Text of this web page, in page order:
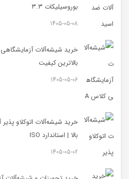
بوروسیلیکات ۳.۳
1405-05-08
بالاترین کیفیت
1405-05-06
خرید شیشه‌آلات اتوکلاو
بالا | استاندارد ISO
1405-05-02